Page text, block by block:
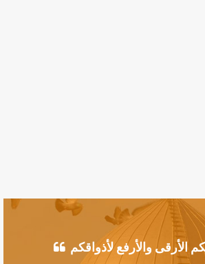
الأرقى والأرفع لأذواقكم